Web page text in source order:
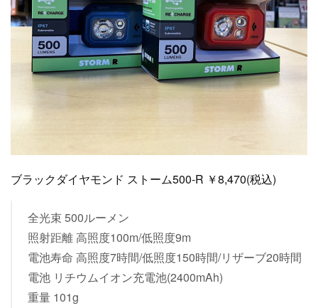
ブラックダイヤモンド ストーム500-R ￥8,470(税込)
全光束 500ルーメン
照射距離 高照度100m/低照度9m
電池寿命 高照度7時間/低照度150時間/リザーブ20時間
電池 リチウムイオン充電池(2400mAh)
重量 101g